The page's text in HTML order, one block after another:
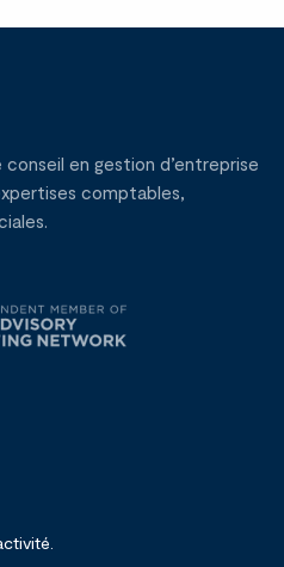
en gestion d’entreprise
comptables,